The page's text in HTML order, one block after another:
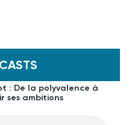
: De la polyvalence à
ses ambitions